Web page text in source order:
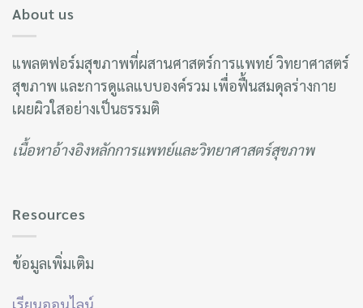
About us
แพลตฟอร์มสุขภาพที่ผสานศาสตร์การแพทย์ วิทยาศาสตร์
สุขภาพ และการดูแลแบบองค์รวม เพื่อฟื้นสมดุลร่างกาย
เผยผิวใสอย่างเป็นธรรมติ
เนื้อหาอ้างอิงหลักการแพทย์และวิทยาศาสตร์สุขภาพ
Resources
ข้อมูลเพิ่มเติม